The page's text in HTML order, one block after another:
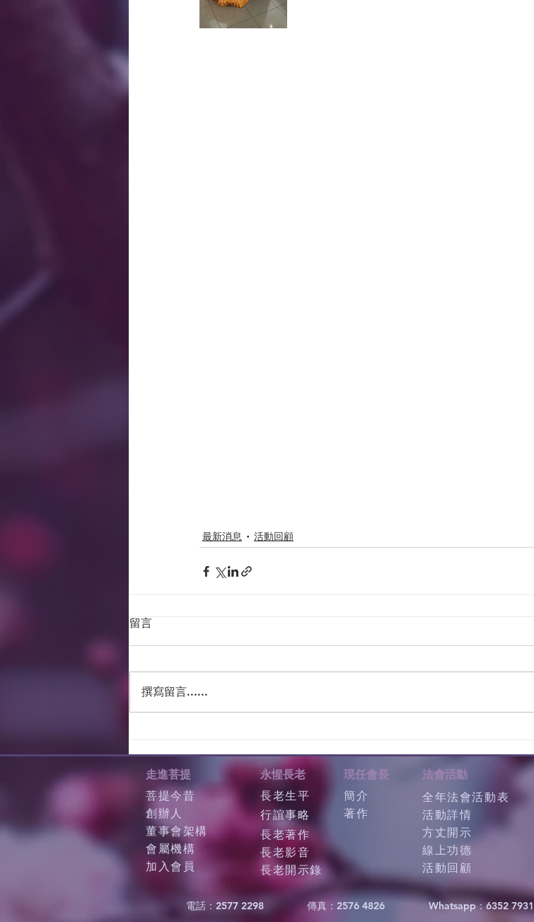
最新消息 活動回顧
留言
撰寫留言......
走進菩提
菩提今昔
創辦人
董事會架構
會屬機構
加入會員
永惺長老
長老生平
行誼事略
長老著作
長老影音
長老開示錄
現任會長
簡介
著作
法會活動
全年法會活動表
活動詳情
方丈開示
線上功德
活動回顧
電話：2577 2298 傳真：2576 4826 Whatsapp：6352 7931